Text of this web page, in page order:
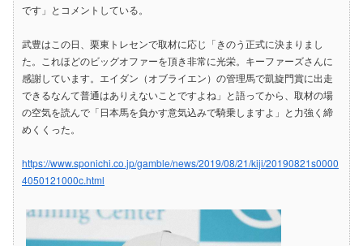
です」とコメントしている。
武豊はこの日、栗東トレセンで取材に応じ「きのう正式に決まりまし
た。これほどのビッグオファーを頂き非常に光栄。キーファーズさんに
感謝しています。エイダン（オブライエン）の管理馬で凱旋門賞に出走
できるなんて普通はありえないことですよね」と語ってから、取材の場
の空気を読んで「日本馬を負かす意気込みで騎乗しますよ」と力強く締
めくくった。
https://www.sponichi.co.jp/gamble/news/2019/08/21/kiji/20190821s0000
4050121000c.html